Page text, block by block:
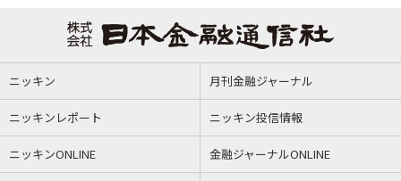
ニッキン 月刊金融ジャーナル
ニッキンレポート ニッキン投信情報
ニッキンONLINE 金融ジャーナルONLINE